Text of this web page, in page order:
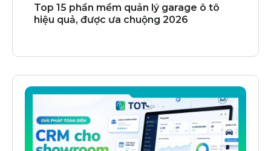
Top 15 phần mềm quản lý garage ô tô
hiệu quả, được ưa chuộng 2026